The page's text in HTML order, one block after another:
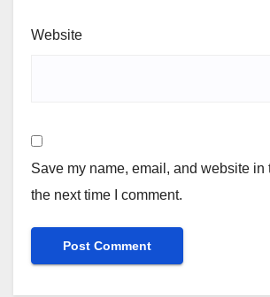
Website
Save my name, email, and website in
the next time I comment.